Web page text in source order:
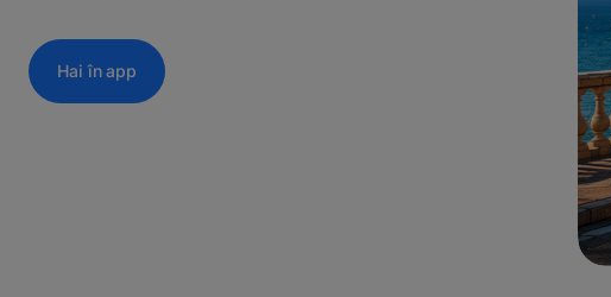
Hai în app